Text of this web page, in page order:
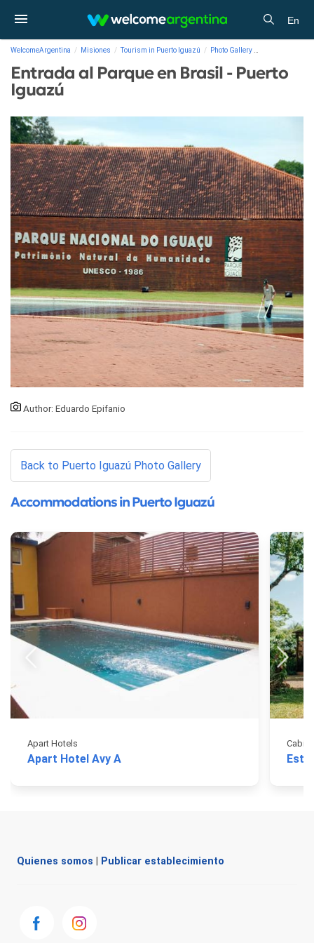
En
WelcomeArgentina Misiones Tourism in Puerto Iguazú Photo Gallery
Entrada al Parque en Brasil - Puerto
Iguazú
Author: Eduardo Epifanio
Back to Puerto Iguazú Photo Gallery
Accommodations in Puerto Iguazú
Apart Hotels
Apart Hotel Avy A
Cabins
Quienes somos Publicar establecimiento